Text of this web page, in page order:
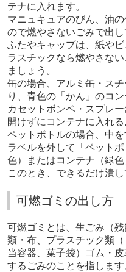
テナに入れます。
マニュキュアのびん、油
ので燃やさないごみで出し
ふたやキャップは、紙や
ラスチックなら燃やさな
ましょう。
缶の場合、アルミ缶・ス
り、青色の「かん」のコン
カセットボンベ・スプレ
開けずにコンテナに入れる
ペットボトルの場合、中
ラベルを外して「ペット
色）またはコンテナ（緑色
このとき、できるだけ潰
可燃ゴミの出し方
可燃ゴミとは、生ごみ（
類・布、プラスチック類
当容器、菓子袋）ゴム・
するごみのことを指します